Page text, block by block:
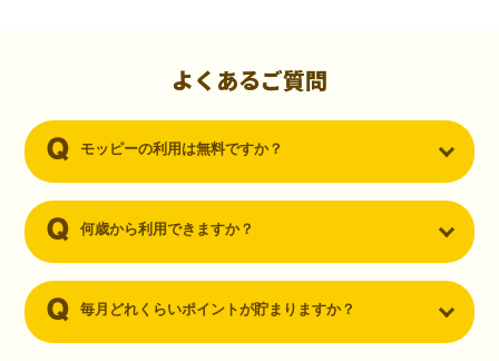
（30代・男性）
ーを知りました。クレジットカードを発行するだけでポイントが貯ま
るならと無料登録して、クレジットカードの発行やアプリダウンロー
よくあるご質問
モッピーの利用は無料ですか？
何歳から利用できますか？
毎月どれくらいポイントが貯まりますか？